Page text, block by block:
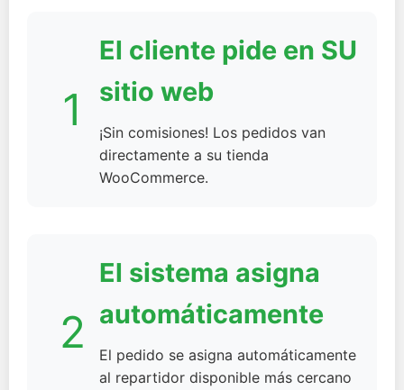
1
El cliente pide en SU
sitio web
¡Sin comisiones! Los pedidos van
directamente a su tienda
WooCommerce.
2
El sistema asigna
automáticamente
El pedido se asigna automáticamente
al repartidor disponible más cercano